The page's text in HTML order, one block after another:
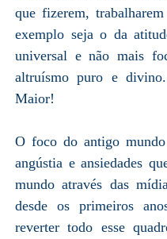
que fizerem,
exemplo seja o da
universal e não mais
altruísmo puro e
Maior!
O foco do antigo mundo
angústia e ansiedades
mundo através das
desde os primeiros
reverter todo esse